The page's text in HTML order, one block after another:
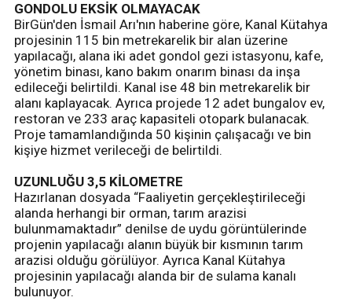
GONDOLU EKSİK OLMAYACAK
BirGün'den İsmail Arı'nın haberine göre, Kanal Kütahya
projesinin 115 bin metrekarelik bir alan üzerine
yapılacağı, alana iki adet gondol gezi istasyonu, kafe,
yönetim binası, kano bakım onarım binası da inşa
edileceği belirtildi. Kanal ise 48 bin metrekarelik bir
alanı kaplayacak. Ayrıca projede 12 adet bungalov ev,
restoran ve 233 araç kapasiteli otopark bulanacak.
Proje tamamlandığında 50 kişinin çalışacağı ve bin
kişiye hizmet verileceği de belirtildi.
UZUNLUĞU 3,5 KİLOMETRE
Hazırlanan dosyada “Faaliyetin gerçekleştirileceği
alanda herhangi bir orman, tarım arazisi
bulunmamaktadır” denilse de uydu görüntülerinde
projenin yapılacağı alanın büyük bir kısmının tarım
arazisi olduğu görülüyor. Ayrıca Kanal Kütahya
projesinin yapılacağı alanda bir de sulama kanalı
bulunuyor.